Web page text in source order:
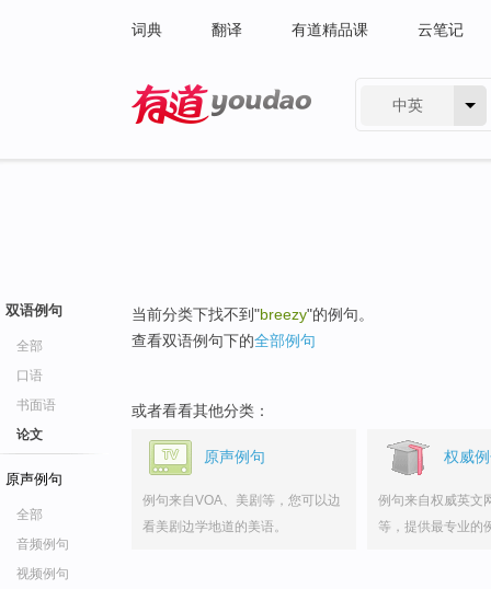
词典 翻译 有道精品课 云笔记
中英
双语例句
全部
口语
书面语
论文
原声例句
全部
音频例句
视频例句
当前分类下找不到"breezy"的例句。
查看双语例句下的全部例句
或者看看其他分类：
原声例句
例句来自VOA、美剧等，您可以边
看美剧边学地道的美语。
权威
例句来自权威英文
等，提供最专业的